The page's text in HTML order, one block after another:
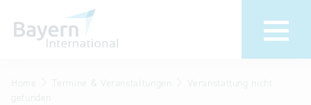
Wir über uns
Termine &
Home Termine & Veranstaltungen
Veranstaltung nicht
gefunden